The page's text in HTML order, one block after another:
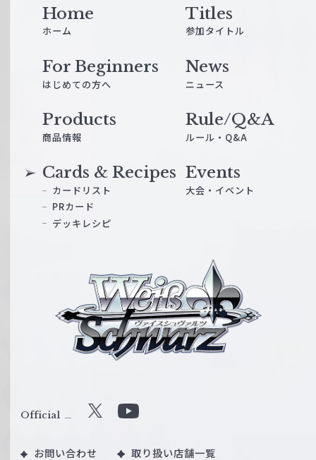
ス
ル
Home
ホーム
Titles
参加タイトル
For Beginners
はじめての方へ
News
ニュース
Products
商品情報
Cards & Recipes
カードリスト
PRカード
デッキレシピ
Events
大会・イベント
Rule/Q&A
ルール・Q&A
Official X
u
お問い合わせ 取り扱い店舗一覧